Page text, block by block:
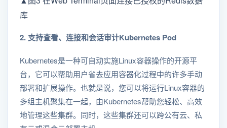
库
2. 支持查看、连接和会话审计Kubernetes Pod
Kubernetes是一种可自动实施Linux容器操作的开源平
台，它可以帮助用户省去应用容器化过程中的许多手动
部署和扩展操作。也就是说，您可以将运行Linux容器的
多组主机聚集在一起，由Kubernetes帮助您轻松、高效
地管理这些集群。同时，这些集群还可以跨公有云、私